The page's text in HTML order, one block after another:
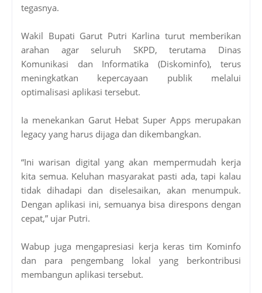
tegasnya.
Wakil Bupati Garut Putri Karlina turut memberikan
arahan agar seluruh SKPD, terutama Dinas
Komunikasi dan Informatika (Diskominfo), terus
meningkatkan kepercayaan publik melalui
optimalisasi aplikasi tersebut.
Ia menekankan Garut Hebat Super Apps merupakan
legacy yang harus dijaga dan dikembangkan.
“Ini warisan digital yang akan mempermudah kerja
kita semua. Keluhan masyarakat pasti ada, tapi kalau
tidak dihadapi dan diselesaikan, akan menumpuk.
Dengan aplikasi ini, semuanya bisa direspons dengan
cepat,” ujar Putri.
Wabup juga mengapresiasi kerja keras tim Kominfo
dan para pengembang lokal yang berkontribusi
membangun aplikasi tersebut.